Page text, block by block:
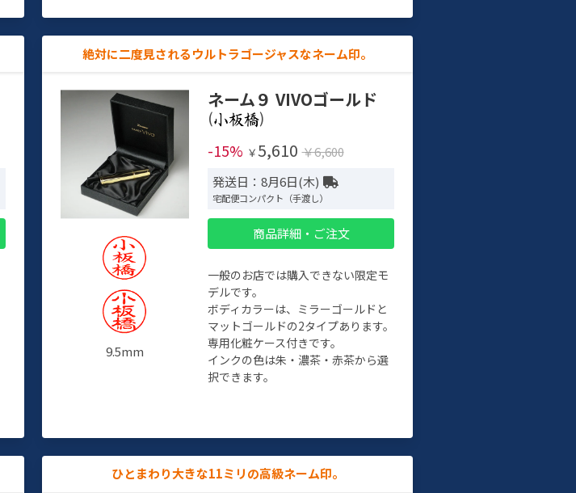
絶対に二度見されるウルトラゴージャスなネーム印。
9.5mm
ネーム９ VIVOゴールド
(
)
-15% ￥ 5,610 ￥6,600
発送日：8月6日(木)
宅配便コンパクト（手渡し）
商品詳細・ご注文
一般のお店では購入できない限定モ
デルです。
ボディカラーは、ミラーゴールドと
マットゴールドの2タイプあります。
専用化粧ケース付きです。
インクの色は朱・濃茶・赤茶から選
択できます。
ひとまわり大きな11ミリの高級ネーム印。